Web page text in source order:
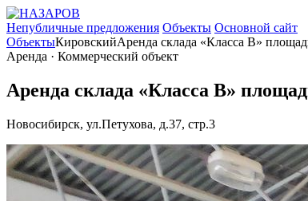
Непубличные предложения Объекты Основной сайт
ОбъектыКировскийАренда склада «Класса В»
Аренда · Коммерческий объект
Аренда склада «Класса В»
Новосибирск, ул.Петухова, д.37, стр.3